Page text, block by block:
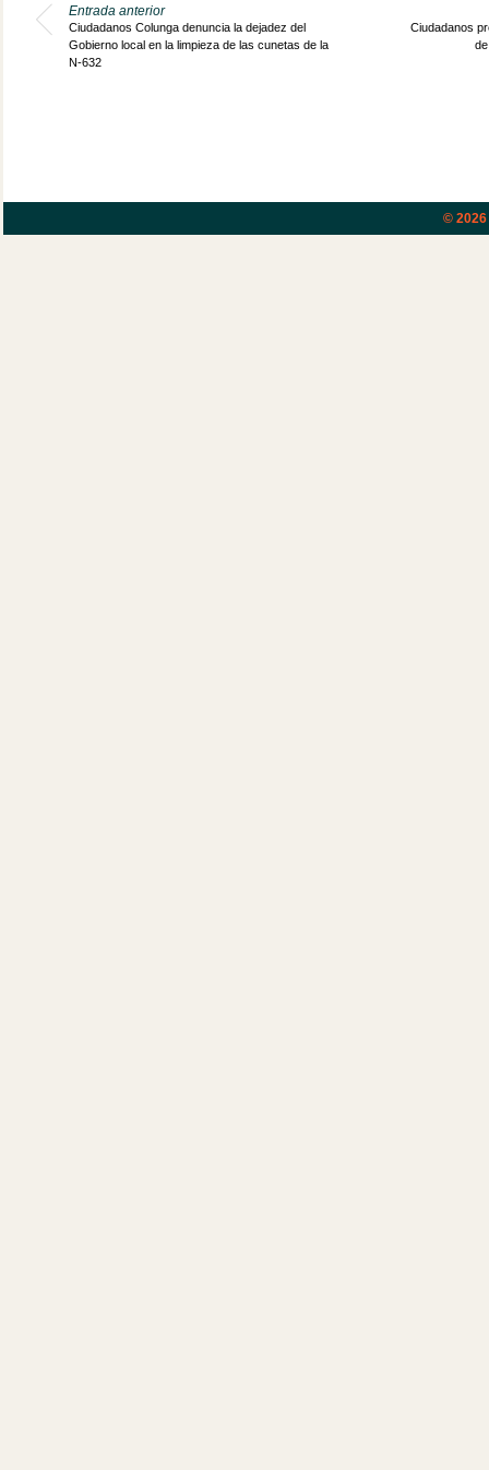
Entrada anterior
Ciudadanos Colunga denuncia la dejadez del
Gobierno local en la limpieza de las cunetas de la
N-632
Ciudadanos
© 2026